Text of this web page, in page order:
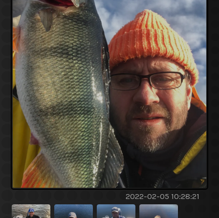
2022-02-05 10:28:21